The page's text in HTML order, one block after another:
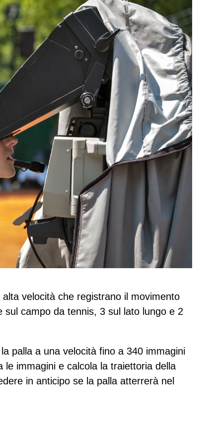
velocità che registrano il movimento
campo da tennis, 3 sul lato lungo e 2
palla a una velocità fino a 340 immagini
immagini e calcola la traiettoria della
in anticipo se la palla atterrerà nel